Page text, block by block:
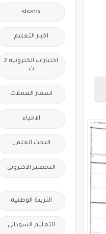
idioms
اخبار التعليم
اختبارات الكترونية 2
ث
اسعار العملات
الاحياء
البحث العلمى
التحضير الاكترونى
التربية الوطنية
التعليم السودانى